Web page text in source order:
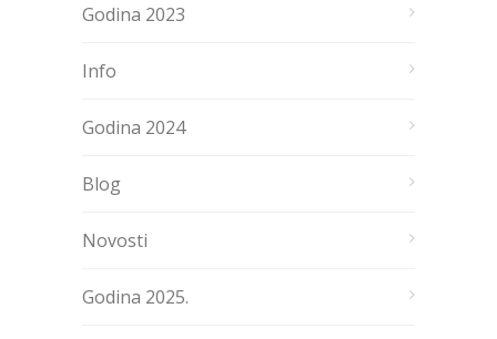
Godina 2023
Info
Godina 2024
Blog
Novosti
Godina 2025.